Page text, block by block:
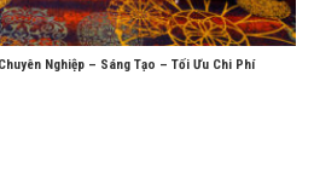
Nghiệp – Sáng Tạo – Tối Ưu Chi Phí